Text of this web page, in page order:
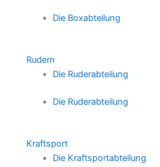
Die Boxabteilung
Rudern
Die Ruderabteilung
Die Ruderabteilung
Kraftsport
Die Kraftsportabteilung